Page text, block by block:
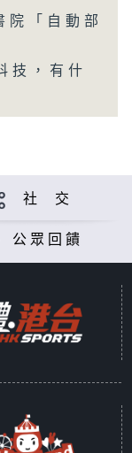
院「自動部
技，有什
社 交
公眾回饋